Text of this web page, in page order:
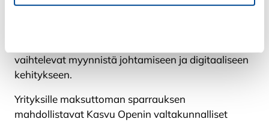
vaihtelevat myynnistä johtamiseen ja digitaaliseen
kehitykseen.
Yrityksille maksuttoman sparrauksen
mahdollistavat Kasvu Openin valtakunnalliset